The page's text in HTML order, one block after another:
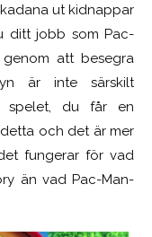
ut kidnappar
ditt jobb som Pac-
att besegra
är inte särskilt
spelet, du får en
och det är mer
fungerar för vad
än vad Pac-Man-